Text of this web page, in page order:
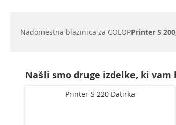
Nadomestna blazinica za COLOPPrinter S
Našli smo druge izdelke, ki vam
Printer S 220 Datirka